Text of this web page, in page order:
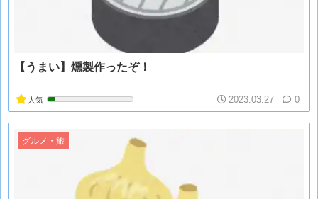
【うまい】燻製作ったぞ！
人気 2023.03.27 0
グルメ・旅